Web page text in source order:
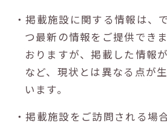
・掲載施設に関する情報は、
つ最新の情報をご提供でき
おりますが、掲載した情報
など、現状とは異なる点が
います。
・掲載施設をご訪問される場